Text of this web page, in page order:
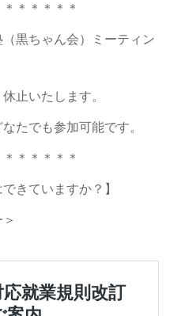
＊＊＊＊＊
黒ちゃん会）ミーティン
止いたします。
たでも参加可能です。
＊＊＊＊＊
きていますか？】